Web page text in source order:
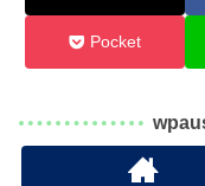
Pocket